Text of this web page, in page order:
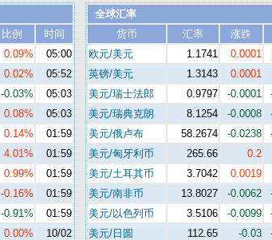
比例
时间
0.09%
05:00
0.02%
05:52
-0.03%
05:03
0.08%
05:03
0.14%
01:59
4.01%
01:59
0.99%
01:59
-0.16%
01:59
-0.91%
01:59
0.00%
10/02
全球汇率
货币
汇率 涨跌
欧元/美元
1.1741 0.0001
英镑/美元
1.3143 0.0001
美元/瑞士法郎
0.9797 -0.0001
美元/瑞典克朗
8.1254 -0.0008
美元/俄卢布
58.2674 -0.0238
美元/匈牙利币
265.66 0.2
美元/土耳其币
3.7042 0.0019
美元/南非币
13.8027 -0.0062
美元/以色列币
3.5106 -0.0099
美元/日圆
112.65 -0.03